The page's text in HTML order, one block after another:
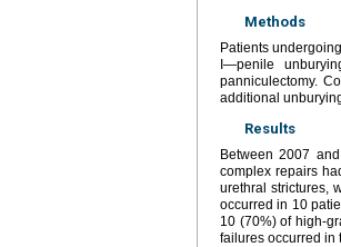
Methods
Patients
I—penile
panniculectomy.
additional
Results
Between 2007
complex repairs
urethral strictures,
occurred in 10
10 (70%) of high-
failures occurred in